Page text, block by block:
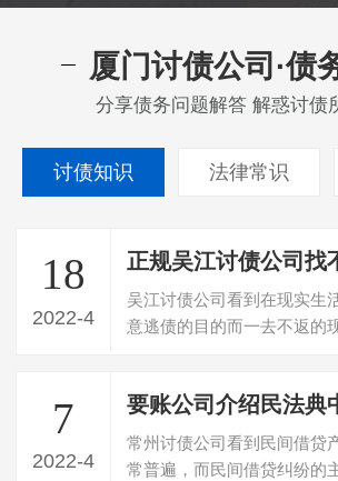
厦门讨债公司·债
分享债务问题解答 解惑讨债
讨债知识 法律常识
18
2022-4
吴江讨债公司看到在现实生
意逃债的目的而一去不返的
7
2022-4
常州讨债公司看到民间借贷
常普遍，而民间借贷纠纷的